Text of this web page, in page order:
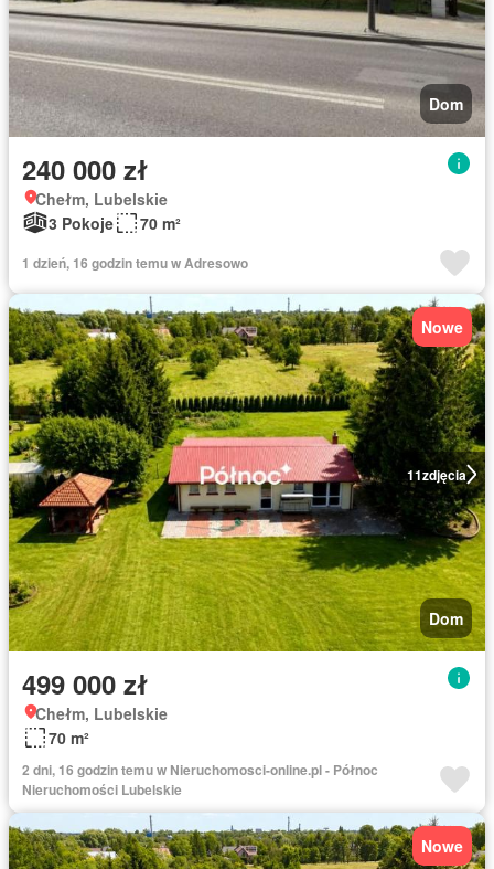
Dom
240 000 zł
Chełm, Lubelskie
3 Pokoje
70 m²
1 dzień, 16 godzin temu w Adresowo
11zdjęcia
Nowe
Dom
499 000 zł
Chełm, Lubelskie
70 m²
2 dni, 16 godzin temu w Nieruchomosci-online.pl - Północ
Nieruchomości Lubelskie
Nowe